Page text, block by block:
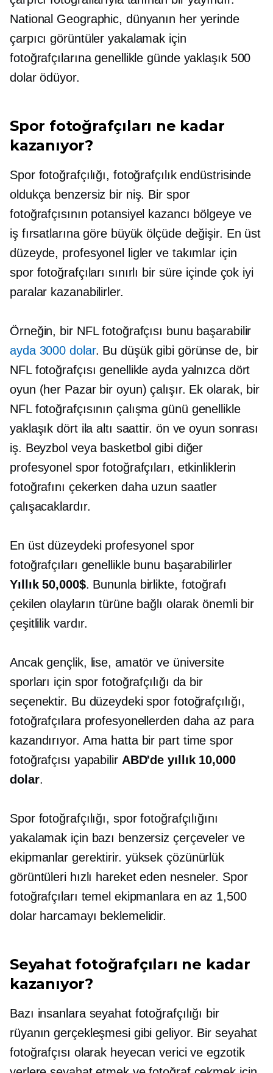
National Geographic, dünyanın her yerinde
çarpıcı görüntüler yakalamak için
fotoğrafçılarına genellikle günde yaklaşık 500
dolar ödüyor.
Spor fotoğrafçıları ne kadar
kazanıyor?
Spor fotoğrafçılığı, fotoğrafçılık endüstrisinde
oldukça benzersiz bir niş. Bir spor
fotoğrafçısının potansiyel kazancı bölgeye ve
iş fırsatlarına göre büyük ölçüde değişir. En üst
düzeyde, profesyonel ligler ve takımlar için
spor fotoğrafçıları sınırlı bir süre içinde çok iyi
paralar kazanabilirler.
Örneğin, bir NFL fotoğrafçısı bunu başarabilir
ayda 3000 dolar. Bu düşük gibi görünse de, bir
NFL fotoğrafçısı genellikle ayda yalnızca dört
oyun (her Pazar bir oyun) çalışır. Ek olarak, bir
NFL fotoğrafçısının çalışma günü genellikle
yaklaşık dört ila altı saattir. ön ve oyun sonrası
iş. Beyzbol veya basketbol gibi diğer
profesyonel spor fotoğrafçıları, etkinliklerin
fotoğrafını çekerken daha uzun saatler
çalışacaklardır.
En üst düzeydeki profesyonel spor
fotoğrafçıları genellikle bunu başarabilirler
Yıllık 50,000$. Bununla birlikte, fotoğrafı
çekilen olayların türüne bağlı olarak önemli bir
çeşitlilik vardır.
Ancak gençlik, lise, amatör ve üniversite
sporları için spor fotoğrafçılığı da bir
seçenektir. Bu düzeydeki spor fotoğrafçılığı,
fotoğrafçılara profesyonellerden daha az para
kazandırıyor. Ama hatta bir part time spor
fotoğrafçısı yapabilir ABD'de yıllık 10,000
dolar.
Spor fotoğrafçılığı, spor fotoğrafçılığını
yakalamak için bazı benzersiz çerçeveler ve
ekipmanlar gerektirir. yüksek çözünürlük
görüntüleri hızlı hareket eden nesneler. Spor
fotoğrafçıları temel ekipmanlara en az 1,500
dolar harcamayı beklemelidir.
Seyahat fotoğrafçıları ne kadar
kazanıyor?
Bazı insanlara seyahat fotoğrafçılığı bir
rüyanın gerçekleşmesi gibi geliyor. Bir seyahat
fotoğrafçısı olarak heyecan verici ve egzotik